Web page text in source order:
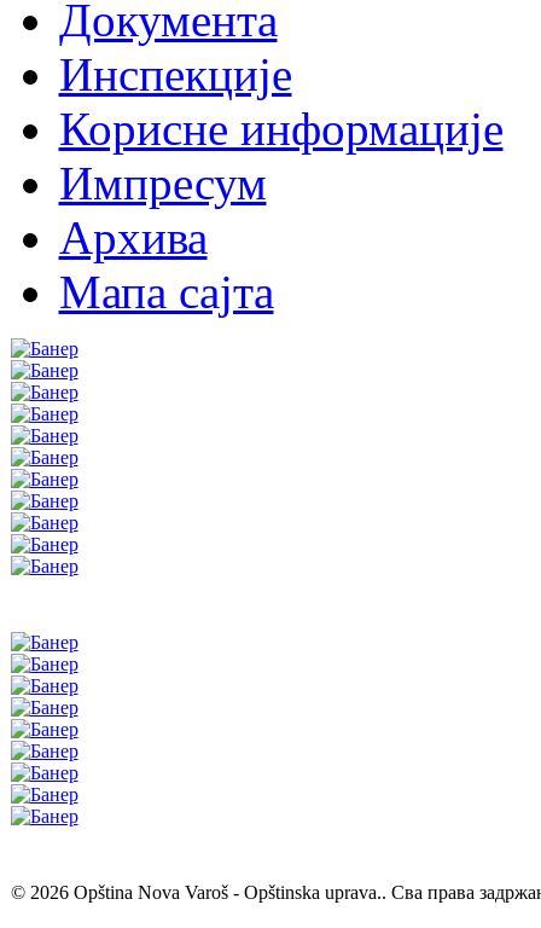
Документа
Инспекције
Корисне информације
Импресум
Архива
Мапа сајта
© 2026 Opština Nova Varoš - Opštinska uprava.. Сва права